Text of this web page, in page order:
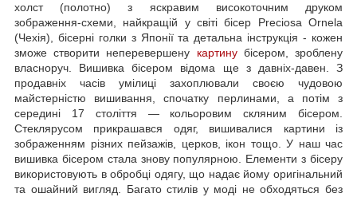
холст (полотно) з яскравим високоточним друком
зображення-схеми, найкращій у світі бісер Preciosa Ornela
(Чехія), бісерні голки з Японії та детальна інструкція - кожен
зможе створити неперевершену картинубісером, зроблену
власноруч. Вишивка бісером відома ще з давніх-давен. З
продавніх часів умілиці захоплювали своєю чудовою
майстерністю вишивання, спочатку перлинами, а потім з
середині 17 століття — кольоровим скляним бісером.
Стеклярусом прикрашався одяг, вишивалися картини із
зображенням різних пейзажів, церков, ікон тощо. У наш час
вишивка бісером стала знову популярною. Елементи з бісеру
використовують в обробці одягу, що надає йому оригінальний
та ошайний вигляд. Багато стилів у моді не обходяться без